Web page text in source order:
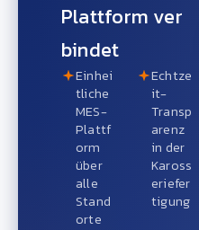
Plattform ver
bindet
Einhei
tliche
MES-
Plattf
orm
über
alle
Stand
orte
Echtze
it-
Transp
arenz
in der
Kaross
eriefer
tigung